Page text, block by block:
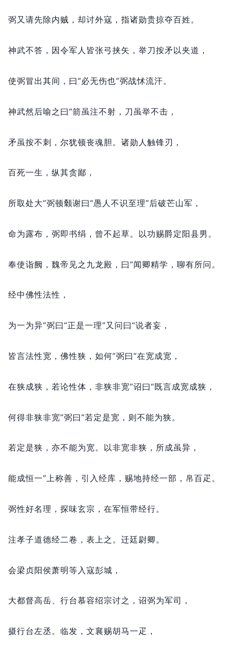
弼又请先除内贼， 却讨外寇， 指诸勋贵掠夺百姓。
神武不答， 因令军人皆张弓挟矢， 举刀按矛以夹道，
使弼冒出其间， 曰“必无伤也”弼战怵流汗。
神武然后喻之曰“箭虽注不射， 刀虽举不击，
矛虽按不刺， 尔犹顿丧魂胆。 诸勋人触锋刃，
百死一生， 纵其贪鄙，
所取处大”弼顿颡谢曰“愚人不识至理”后破芒山军，
命为露布， 弼即书绢， 曾不起草。 以功赐爵定阳县男。
奉使诣阙， 魏帝见之九龙殿， 曰“闻卿精学， 聊有所问。
经中佛性法性，
为一为异”弼曰“正是一理”又问曰“说者妄，
皆言法性宽， 佛性狭， 如何”弼曰“在宽成宽，
在狭成狭， 若论性体， 非狭非宽”诏曰“既言成宽成狭，
何得非狭非宽”弼曰“若定是宽， 则不能为狭。
若定是狭， 亦不能为宽。 以非宽非狭， 所成虽异，
能成恒一”上称善， 引入经库， 赐地持经一部， 帛百疋。
弼性好名理， 探味玄宗， 在军恒带经行。
注孝子道德经二卷， 表上之。 迁廷尉卿。
会梁贞阳侯萧明等入寇彭城，
大都督高岳、行台慕容绍宗讨之， 诏弼为军司，
摄行台左丞。 临发， 文襄赐胡马一疋，